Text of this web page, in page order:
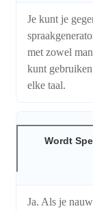
Je kunt je
met zowel
kunt
elke taal.
Wordt
Ja. Als je